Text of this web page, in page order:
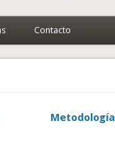
Contacto